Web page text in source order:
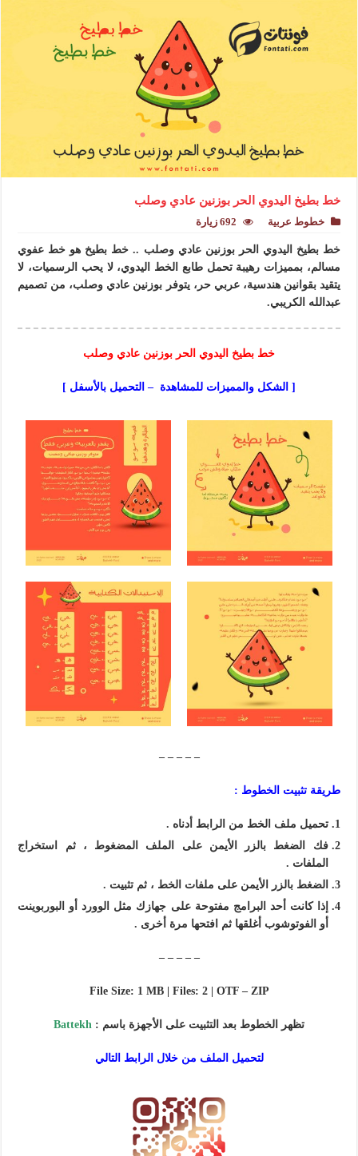
خط بطيخ اليدوي الحر بوزنين عادي وصلب
خطوط عربية 692 زيارة
خط بطيخ اليدوي الحر بوزنين عادي وصلب .. خط بطيخ هو خط عفوي
مسالم، بمميزات رهيبة تحمل طابع الخط اليدوي، لا يحب الرسميات، لا
يتقيد بقوانين هندسية، عربي حر، يتوفر بوزنين عادي وصلب، من تصميم
عبدالله الكريبي.
خط بطيخ اليدوي الحر بوزنين عادي وصلب
[ الشكل والمميزات للمشاهدة – التحميل بالأسفل ]
– – – – –
طريقة تثبيت الخطوط :
تحميل ملف الخط من الرابط أدناه .
فك الضغط بالزر الأيمن على الملف المضغوط ، ثم استخراج
الملفات .
الضغط بالزر الأيمن على ملفات الخط ، ثم تثبيت .
إذا كانت أحد البرامج مفتوحة على جهازك مثل الوورد أو البوربوينت
أو الفوتوشوب أغلقها ثم افتحها مرة أخرى .
– – – – –
File Size: 1 MB | Files: 2 | OTF – ZIP
تظهر الخطوط بعد التثبيت على الأجهزة باسم : Battekh
لتحميل الملف من خلال الرابط التالي